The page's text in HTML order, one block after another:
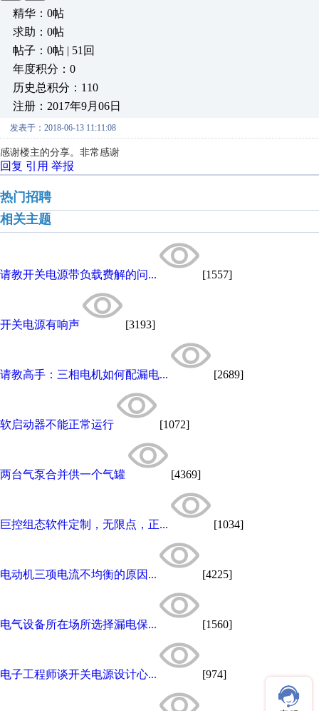
精华：0帖
求助：0帖
帖子：0帖 | 51回
年度积分：0
历史总积分：110
注册：2017年9月06日
发表于：2018-06-13 11:11:08
感谢楼主的分享。非常感谢
回复 引用 举报
热门招聘
相关主题
请教开关电源带负载费解的问... [1557]
开关电源有响声 [3193]
请教高手：三相电机如何配漏电... [2689]
软启动器不能正常运行 [1072]
两台气泵合并供一个气罐 [4369]
巨控组态软件定制，无限点，正... [1034]
电动机三项电流不均衡的原因... [4225]
电气设备所在场所选择漏电保... [1560]
电子工程师谈开关电源设计心... [974]